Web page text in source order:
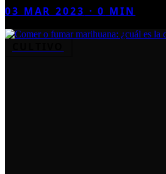
03 MAR 2023 ·0 MIN